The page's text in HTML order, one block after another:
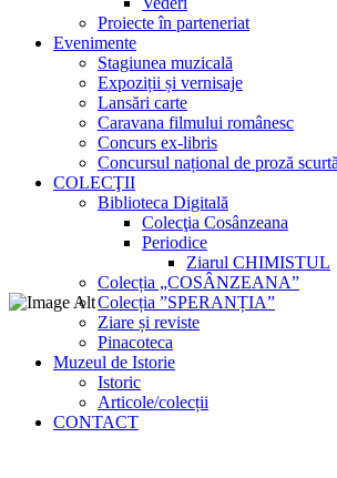
Proiecte în parteneriat
Evenimente
Stagiunea muzicală
Expoziții și vernisaje
Lansări carte
Caravana filmului românesc
Concurs ex-libris
Concursul național de proză
COLECŢII
Biblioteca Digitală
Colecţia Cosânzeana
Periodice
Ziarul CHIMISTUL
Colecția „COSÂNZEANA”
Colecția ”SPERANȚIA”
Ziare și reviste
Pinacoteca
Muzeul de Istorie
Istoric
Articole/colecții
CONTACT